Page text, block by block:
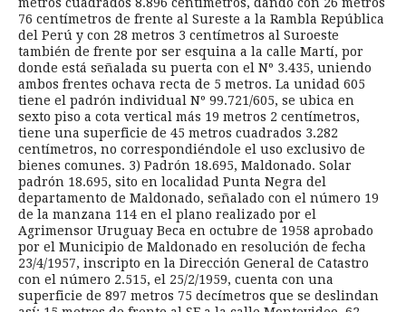
76 centímetros de frente al Sureste a la Rambla República
del Perú y con 28 metros 3 centímetros al Suroeste
también de frente por ser esquina a la calle Martí, por
donde está señalada su puerta con el Nº 3.435, uniendo
ambos frentes ochava recta de 5 metros. La unidad 605
tiene el padrón individual Nº 99.721/605, se ubica en
sexto piso a cota vertical más 19 metros 2 centímetros,
tiene una superficie de 45 metros cuadrados 3.282
centímetros, no correspondiéndole el uso exclusivo de
bienes comunes. 3) Padrón 18.695, Maldonado. Solar
padrón 18.695, sito en localidad Punta Negra del
departamento de Maldonado, señalado con el número 19
de la manzana 114 en el plano realizado por el
Agrimensor Uruguay Beca en octubre de 1958 aprobado
por el Municipio de Maldonado en resolución de fecha
23/4/1957, inscripto en la Dirección General de Catastro
con el número 2.515, el 25/2/1959, cuenta con una
superficie de 897 metros 75 decímetros que se deslindan